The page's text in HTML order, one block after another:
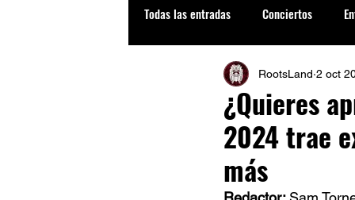
Todas las entradas Conciertos
Recomendaciones Videos
Cultura Cobertura
¿Quieres
2024 trae
más
RootsLand 2 oct